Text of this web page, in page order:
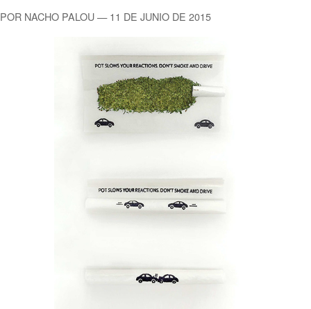
POR NACHO PALOU — 11 DE JUNIO DE 2015